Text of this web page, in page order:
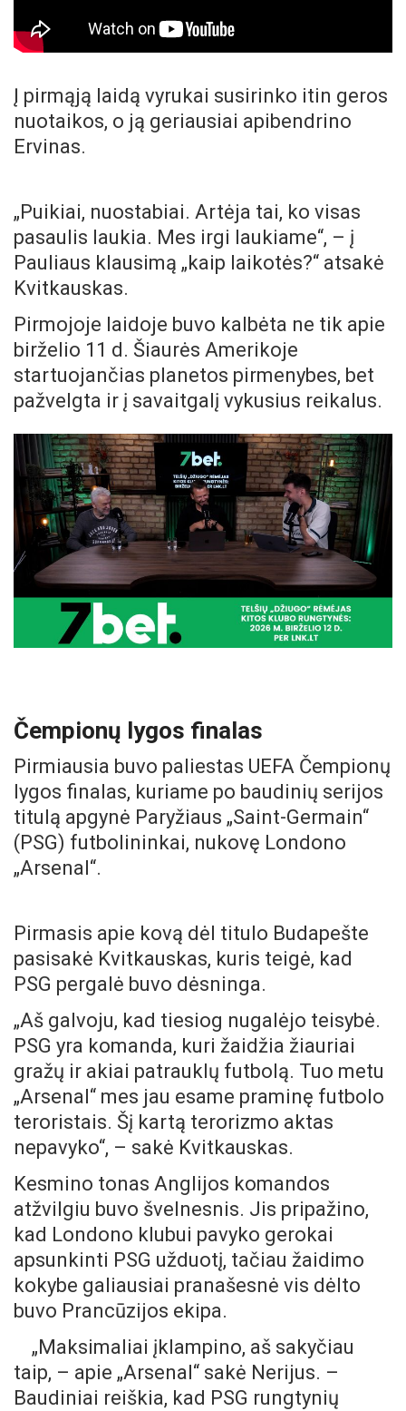
Į pirmąją laidą vyrukai susirinko itin geros
nuotaikos, o ją geriausiai apibendrino
Ervinas.
„Puikiai, nuostabiai. Artėja tai, ko visas
pasaulis laukia. Mes irgi laukiame“, – į
Pauliaus klausimą „kaip laikotės?“ atsakė
Kvitkauskas.
Pirmojoje laidoje buvo kalbėta ne tik apie
birželio 11 d. Šiaurės Amerikoje
startuojančias planetos pirmenybes, bet
pažvelgta ir į savaitgalį vykusius reikalus.
Čempionų lygos finalas
Pirmiausia buvo paliestas UEFA Čempionų
lygos finalas, kuriame po baudinių serijos
titulą apgynė Paryžiaus „Saint-Germain“
(PSG) futbolininkai, nukovę Londono
„Arsenal“.
Pirmasis apie kovą dėl titulo Budapešte
pasisakė Kvitkauskas, kuris teigė, kad
PSG pergalė buvo dėsninga.
„Aš galvoju, kad tiesiog nugalėjo teisybė.
PSG yra komanda, kuri žaidžia žiauriai
gražų ir akiai patrauklų futbolą. Tuo metu
„Arsenal“ mes jau esame praminę futbolo
teroristais. Šį kartą terorizmo aktas
nepavyko“, – sakė Kvitkauskas.
Kesmino tonas Anglijos komandos
atžvilgiu buvo švelnesnis. Jis pripažino,
kad Londono klubui pavyko gerokai
apsunkinti PSG užduotį, tačiau žaidimo
kokybe galiausiai pranašesnė vis dėlto
buvo Prancūzijos ekipa.
„Maksimaliai įklampino, aš sakyčiau
taip, – apie „Arsenal“ sakė Nerijus. –
Baudiniai reiškia, kad PSG rungtynių